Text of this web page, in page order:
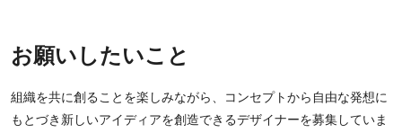
お願いしたいこと
組織を共に創ることを楽しみながら、コンセプトから自由な発想に
もとづき新しいアイディアを創造できるデザイナーを募集していま